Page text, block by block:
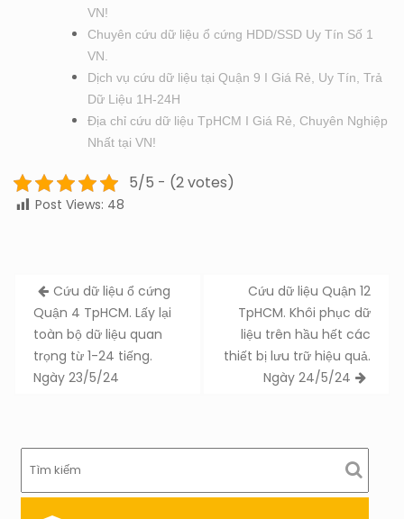
VN!
Chuyên cứu dữ liệu ổ cứng HDD/SSD Uy Tín Số 1
VN.
Dịch vụ cứu dữ liệu tại Quận 9 I Giá Rẻ, Uy Tín, Trả
Dữ Liệu 1H-24H
Địa chỉ cứu dữ liệu TpHCM I Giá Rẻ, Chuyên Nghiệp
Nhất tại VN!
5/5 - (2 votes)
Post Views: 48
Post
navigation
Cứu dữ liệu ổ cứng
Quận 4 TpHCM. Lấy lại
toàn bộ dữ liệu quan
trọng từ 1-24 tiếng.
Ngày 23/5/24
Cứu dữ liệu Quận 12
TpHCM. Khôi phục dữ
liệu trên hầu hết các
thiết bị lưu trữ hiệu quả.
Ngày 24/5/24